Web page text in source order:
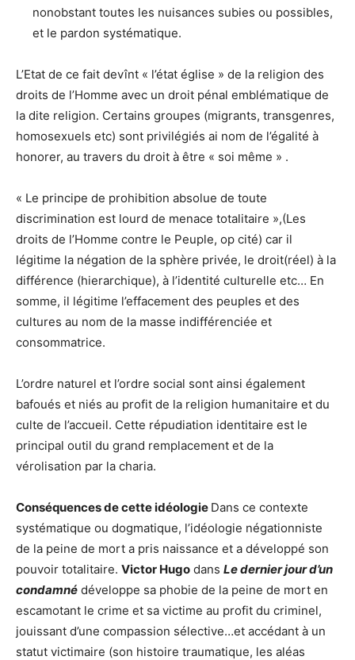
nonobstant toutes les nuisances subies ou possibles,
et le pardon systématique.
L’Etat de ce fait devînt « l’état église » de la religion des
droits de l’Homme avec un droit pénal emblématique de
la dite religion. Certains groupes (migrants, transgenres,
homosexuels etc) sont privilégiés ai nom de l’égalité à
honorer, au travers du droit à être « soi même » .
« Le principe de prohibition absolue de toute
discrimination est lourd de menace totalitaire »,(Les
droits de l’Homme contre le Peuple, op cité) car il
légitime la négation de la sphère privée, le droit(réel) à la
différence (hierarchique), à l’identité culturelle etc… En
somme, il légitime l’effacement des peuples et des
cultures au nom de la masse indifférenciée et
consommatrice.
L’ordre naturel et l’ordre social sont ainsi également
bafoués et niés au profit de la religion humanitaire et du
culte de l’accueil. Cette répudiation identitaire est le
principal outil du grand remplacement et de la
vérolisation par la charia.
Conséquences de cette idéologie Dans ce contexte
systématique ou dogmatique, l’idéologie négationniste
de la peine de mort a pris naissance et a développé son
pouvoir totalitaire. Victor Hugo dans Le dernier jour d’un
condamné développe sa phobie de la peine de mort en
escamotant le crime et sa victime au profit du criminel,
jouissant d’une compassion sélective…et accédant à un
statut victimaire (son histoire traumatique, les aléas